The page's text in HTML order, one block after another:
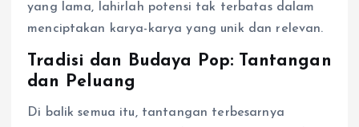
yang lama, lahirlah potensi tak terbatas dalam
menciptakan karya-karya yang unik dan relevan.
Tradisi dan Budaya Pop: Tantangan
dan Peluang
Di balik semua itu, tantangan terbesarnya